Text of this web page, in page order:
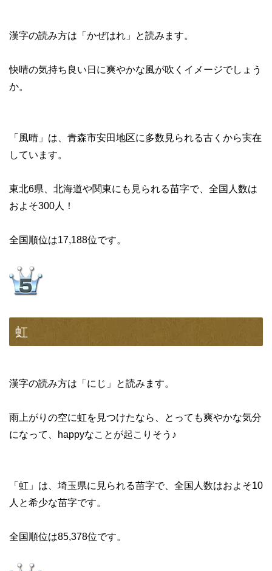
漢字の読み方は「かぜはれ」と読みます。
快晴の気持ち良い日に爽やかな風が吹くイメージでしょう
か。
「風晴」は、青森市安田地区に多数見られる古くから実在
しています。
東北6県、北海道や関東にも見られる苗字で、全国人数は
およそ300人！
全国順位は17,188位です。
虹
漢字の読み方は「にじ」と読みます。
雨上がりの空に虹を見つけたなら、とっても爽やかな気分
になって、happyなことが起こりそう♪
「虹」は、埼玉県に見られる苗字で、全国人数はおよそ10
人と希少な苗字です。
全国順位は85,378位です。